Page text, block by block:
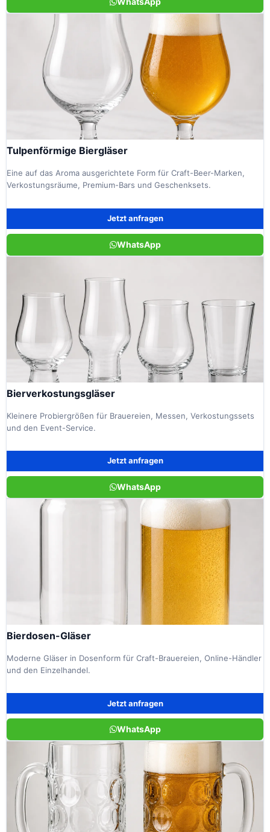
Tulpenförmige Biergläser
Eine auf das Aroma ausgerichtete Form für Craft-Beer-Marken,
Verkostungsräume, Premium-Bars und Geschenksets.
Jetzt anfragen
WhatsApp
Bierverkostungsgläser
Kleinere Probiergrößen für Brauereien, Messen, Verkostungssets
und den Event-Service.
Jetzt anfragen
WhatsApp
Bierdosen-Gläser
Moderne Gläser in Dosenform für Craft-Brauereien, Online-Händler
und den Einzelhandel.
Jetzt anfragen
WhatsApp